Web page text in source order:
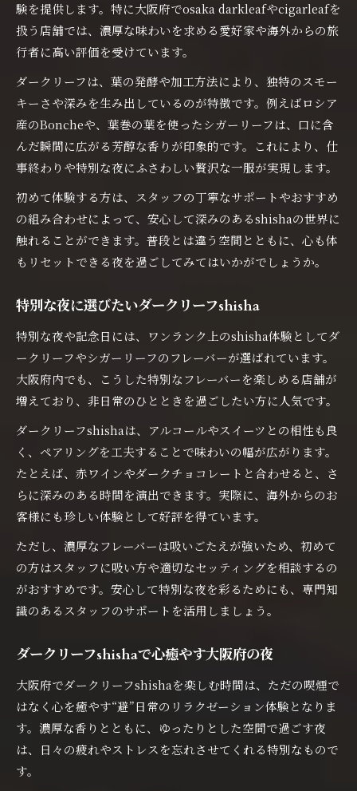
験を提供します。特に大阪府でosaka darkleafやcigarleafを
扱う店舗では、濃厚な味わいを求める愛好家や海外からの旅
行者に高い評価を受けています。
ダークリーフは、葉の発酵や加工方法により、独特のスモー
キーさや深みを生み出しているのが特徴です。例えばロシア
産のBoncheや、葉巻の葉を使ったシガーリーフは、口に含
んだ瞬間に広がる芳醇な香りが印象的です。これにより、仕
事終わりや特別な夜にふさわしい贅沢な一服が実現します。
初めて体験する方は、スタッフの丁寧なサポートやおすすめ
の組み合わせによって、安心して深みのあるshishaの世界に
触れることができます。普段とは違う空間とともに、心も体
もリセットできる夜を過ごしてみてはいかがでしょうか。
特別な夜に選びたいダークリーフshisha
特別な夜や記念日には、ワンランク上のshisha体験としてダ
ークリーフやシガーリーフのフレーバーが選ばれています。
大阪府内でも、こうした特別なフレーバーを楽しめる店舗が
増えており、非日常のひとときを過ごしたい方に人気です。
ダークリーフshishaは、アルコールやスイーツとの相性も良
く、ペアリングを工夫することで味わいの幅が広がります。
たとえば、赤ワインやダークチョコレートと合わせると、さ
らに深みのある時間を演出できます。実際に、海外からのお
客様にも珍しい体験として好評を得ています。
ただし、濃厚なフレーバーは吸いごたえが強いため、初めて
の方はスタッフに吸い方や適切なセッティングを相談するの
がおすすめです。安心して特別な夜を彩るためにも、専門知
識のあるスタッフのサポートを活用しましょう。
ダークリーフshishaで心癒やす大阪府の夜
大阪府でダークリーフshishaを楽しむ時間は、ただの喫煙で
はなく心を癒やす“避”日常のリラクゼーション体験となりま
す。濃厚な香りとともに、ゆったりとした空間で過ごす夜
は、日々の疲れやストレスを忘れさせてくれる特別なもので
す。